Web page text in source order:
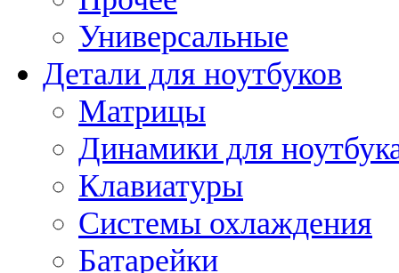
Универсальные
Детали для ноутбуков
Матрицы
Динамики для
Клавиатуры
Системы охлаждения
Батарейки